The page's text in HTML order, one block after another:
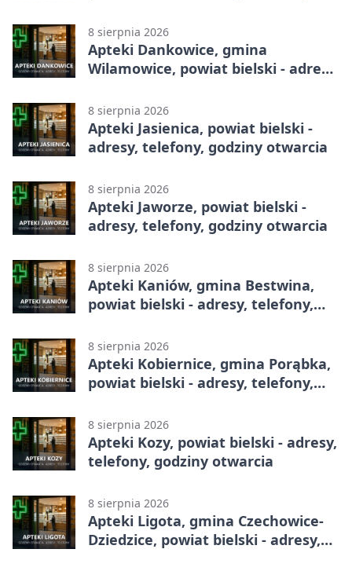
8 sierpnia 2026
Apteki Dankowice, gmina
Wilamowice, powiat bielski - adresy,
8 sierpnia 2026
Apteki Jasienica, powiat bielski -
adresy, telefony, godziny otwarcia
8 sierpnia 2026
Apteki Jaworze, powiat bielski -
adresy, telefony, godziny otwarcia
8 sierpnia 2026
Apteki Kaniów, gmina Bestwina,
powiat bielski - adresy, telefony,
8 sierpnia 2026
Apteki Kobiernice, gmina Porąbka,
powiat bielski - adresy, telefony,
8 sierpnia 2026
Apteki Kozy, powiat bielski - adresy,
telefony, godziny otwarcia
8 sierpnia 2026
Apteki Ligota, gmina Czechowice-
Dziedzice, powiat bielski - adresy,